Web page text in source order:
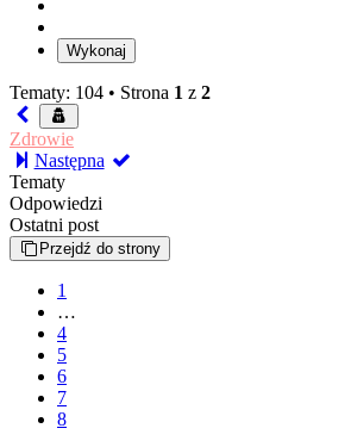
Tematy: 104 • Strona 1 z 2
Zdrowie
Następna
Tematy
Odpowiedzi
Ostatni post
Przejdź do strony
1
…
4
5
6
7
8